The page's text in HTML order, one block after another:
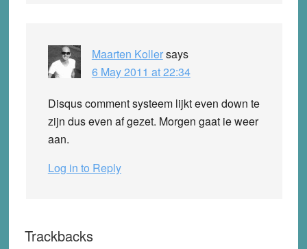
Maarten Kollersays
6 May 2011 at 22:34
Disqus comment systeem lijkt even down te
zijn dus even af gezet. Morgen gaat ie weer
aan.
Log in to Reply
Trackbacks